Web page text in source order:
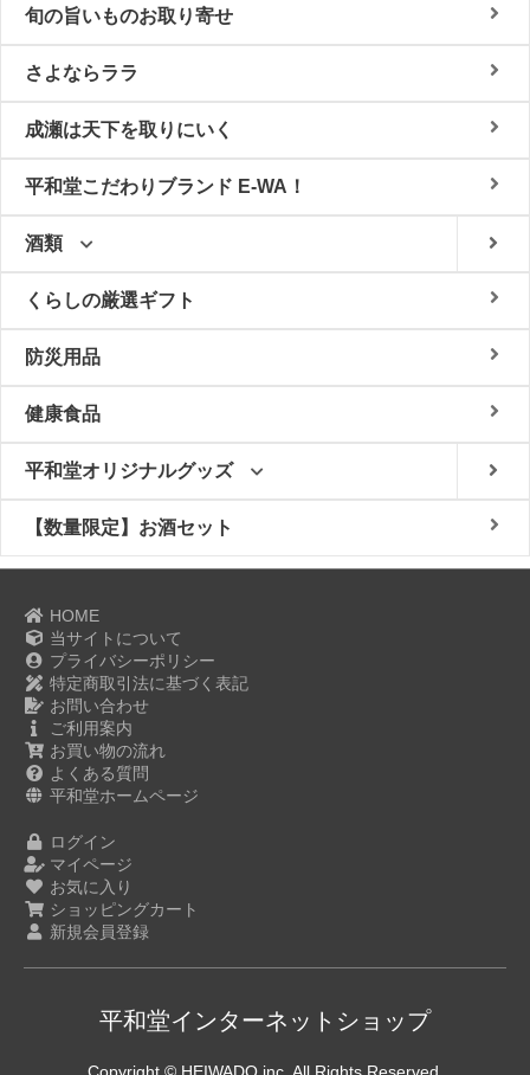
旬の旨いものお取り寄せ
さよならララ
成瀬は天下を取りにいく
平和堂こだわりブランド E-WA！
酒類
くらしの厳選ギフト
防災用品
健康食品
平和堂オリジナルグッズ
【数量限定】お酒セット
HOME
当サイトについて
プライバシーポリシー
特定商取引法に基づく表記
お問い合わせ
ご利用案内
お買い物の流れ
よくある質問
平和堂ホームページ
ログイン
マイページ
お気に入り
ショッピングカート
新規会員登録
平和堂インターネットショップ